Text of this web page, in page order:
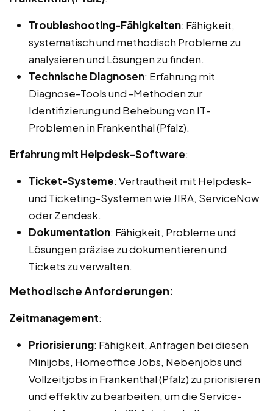
Troubleshooting-Fähigkeiten: Fähigkeit,
systematisch und methodisch Probleme zu
analysieren und Lösungen zu finden.
Technische Diagnosen: Erfahrung mit
Diagnose-Tools und -Methoden zur
Identifizierung und Behebung von IT-
Problemen in Frankenthal (Pfalz).
Erfahrung mit Helpdesk-Software:
Ticket-Systeme: Vertrautheit mit Helpdesk-
und Ticketing-Systemen wie JIRA, ServiceNow
oder Zendesk.
Dokumentation: Fähigkeit, Probleme und
Lösungen präzise zu dokumentieren und
Tickets zu verwalten.
Methodische Anforderungen:
Zeitmanagement:
Priorisierung: Fähigkeit, Anfragen bei diesen
Minijobs, Homeoffice Jobs, Nebenjobs und
Vollzeitjobs in Frankenthal (Pfalz) zu priorisieren
und effektiv zu bearbeiten, um die Service-